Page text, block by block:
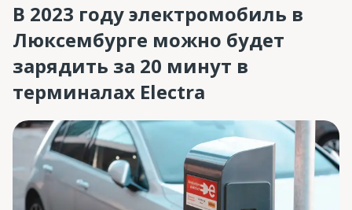
В 2023 году электромобиль в
Люксембурге можно будет
зарядить за 20 минут в
терминалах Electra